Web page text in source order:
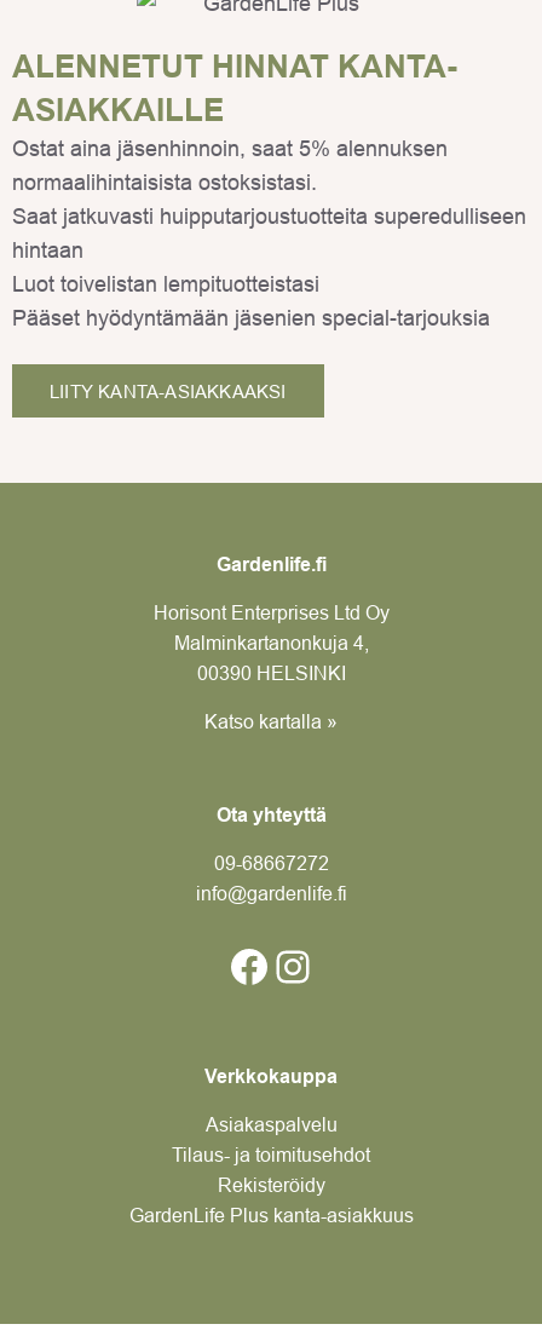
ALENNETUT HINNAT KANTA-
ASIAKKAILLE
Ostat aina jäsenhinnoin, saat 5% alennuksen
normaalihintaisista ostoksistasi.
Saat jatkuvasti huipputarjoustuotteita superedulliseen
hintaan
Luot toivelistan lempituotteistasi
Pääset hyödyntämään jäsenien special-tarjouksia
LIITY KANTA-ASIAKKAAKSI
Gardenlife.fi
Horisont Enterprises Ltd Oy
Malminkartanonkuja 4,
00390 HELSINKI
Katso kartalla »
Ota yhteyttä
09-68667272
info@gardenlife.fi
Facebook
Instagram
Verkkokauppa
Asiakaspalvelu
Tilaus- ja toimitusehdot
Rekisteröidy
GardenLife Plus kanta-asiakkuus